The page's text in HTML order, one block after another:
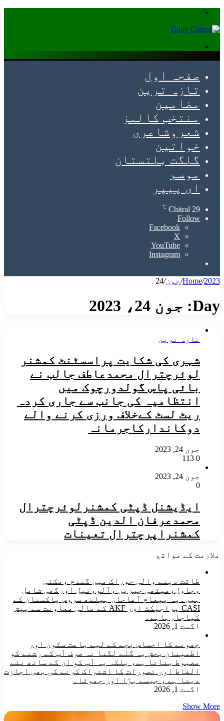
صفحہ اول
تازہ ترین
مضامین
منتخب کالمز
شعروشاعری
خواتین
گلگت بلتستان
موسم
ای پیپر
Chitral 29
℃
Follow
Facebook
X
YouTube
Instagram
Home/2023
/جون/
24
Day: جون 24، 2023
تازہ ترین
شہری کی شکایت پراسسٹنٹ کمشنر
لوئرچترال محمدعاطف جالب نے
بائی پاس گولدورچوک میں
انتظامیہ کی جانب سے جاری کردہ
ریٹ لسٹ کےخلاف ورزی کرنے والے
دوکاندارکاجرمانہ
جون 24, 2023
0
جون 24, 2023
0
ایڈیشنل ڈپٹی کمشنرلوئرچترال
محمدعرفان الدین ڈپٹی
کمشنراپرچترال تعینات
ملازمت کے مواقع
طاقت دینے والی خوراک میں گندم ،مکئی
،چاول،میٹھی چیزین ،آلو،تیل اورگھی شامل
ہیں۔یہ پیغام آغاخان ہیلتھ سروس پاکستان کے
CASI پراجیکٹ اور AKF کے مالی معاونت سے پیش
کیاجارہاہے۔
اگست 1, 2026
چھونے کا احساس بچے کے لیے باعث سکون اور
اطمینان بخش یہ گلے لگنا نہ صرف آپ کے رشتے کو
مضبوط بناتا ہے، بلکہ یہ آپ کو ان کے ساتھ نئے
الفاظ اور تصورات کا اشتراک کرنے کی بھی اجازت
دیتا ہے ، جیسے بڑا اور چھوٹا۔
اگست 1, 2026
Show More